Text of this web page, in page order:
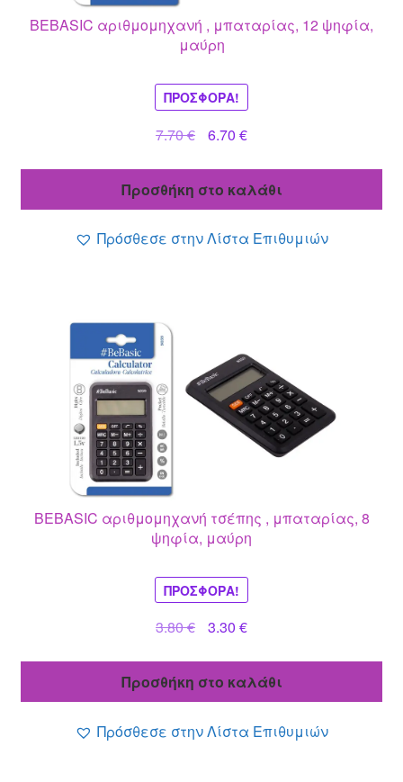
BEBASIC αριθμομηχανή , μπαταρίας, 12 ψηφία,
μαύρη
ΠΡΟΣΦΟΡΆ!
7.70€
Original
7.70 €.
6.70 €Η
είναι:
Προσθήκη στο καλάθι
Πρόσθεσε στην Λίστα Επιθυμιών
BEBASIC αριθμομηχανή τσέπης , μπαταρίας, 8
ψηφία, μαύρη
ΠΡΟΣΦΟΡΆ!
3.80€
Original
3.80 €.
3.30 €Η
είναι:
Προσθήκη στο καλάθι
Πρόσθεσε στην Λίστα Επιθυμιών